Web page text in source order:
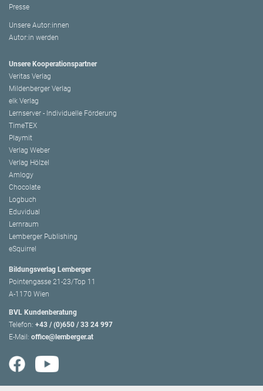
Presse
Unsere Autor:innen
Autor:in werden
Unsere Kooperationspartner
Veritas Verlag
Mildenberger Verlag
elk Verlag
Lernserver - Individuelle Förderung
TimeTEX
Playmit
Verlag Weber
Verlag Hölzel
Amlogy
Chocolate
Logbuch
Eduvidual
Lernraum
Lemberger Publishing
eSquirrel
Bildungsverlag Lemberger
Pointengasse 21-23/Top 11
A-1170 Wien
BVL Kundenberatung
Telefon: +43 / (0)650 / 33 24 997
E-Mail: office@lemberger.at